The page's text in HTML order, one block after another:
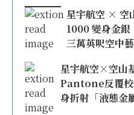
星宇航空 × 空
1000 變身金銀
三萬英呎空中
星宇航空×空山
Pantone反覆校
身折射「液態金